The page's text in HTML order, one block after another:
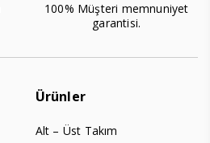
100% Müşteri memnuniyet
garantisi.
Ürünler
Alt – Üst Takım